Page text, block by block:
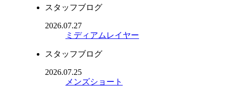
スタッフブログ
2026.07.27
ミディアムレイヤー
スタッフブログ
2026.07.25
メンズショート